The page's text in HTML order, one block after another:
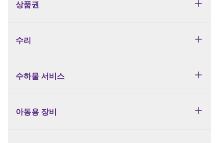
상품권
수리
수하물 서비스
아동용 장비